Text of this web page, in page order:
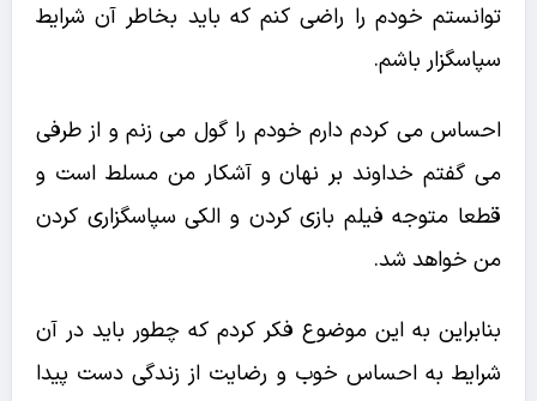
توانستم خودم را راضی کنم که باید بخاطر آن شرایط
سپاسگزار باشم.
احساس می کردم دارم خودم را گول می زنم و از طرفی
می گفتم خداوند بر نهان و آشکار من مسلط است و
قطعا متوجه فیلم بازی کردن و الکی سپاسگزاری کردن
من خواهد شد.
بنابراین به این موضوع فکر کردم که چطور باید در آن
شرایط به احساس خوب و رضایت از زندگی دست پیدا